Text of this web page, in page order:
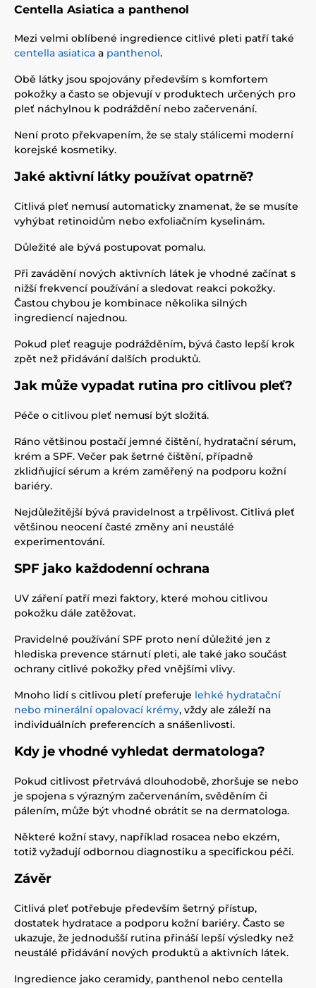
Centella Asiatica a panthenol
Mezi velmi oblíbené ingredience citlivé pleti patří také
centella asiatica a panthenol.
Obě látky jsou spojovány především s komfortem
pokožky a často se objevují v produktech určených pro
pleť náchylnou k podráždění nebo začervenání.
Není proto překvapením, že se staly stálicemi moderní
korejské kosmetiky.
Jaké aktivní látky používat opatrně?
Citlivá pleť nemusí automaticky znamenat, že se musíte
vyhýbat retinoidům nebo exfoliačním kyselinám.
Důležité ale bývá postupovat pomalu.
Při zavádění nových aktivních látek je vhodné začínat s
nižší frekvencí používání a sledovat reakci pokožky.
Častou chybou je kombinace několika silných
ingrediencí najednou.
Pokud pleť reaguje podrážděním, bývá často lepší krok
zpět než přidávání dalších produktů.
Jak může vypadat rutina pro citlivou pleť?
Péče o citlivou pleť nemusí být složitá.
Ráno většinou postačí jemné čištění, hydratační sérum,
krém a SPF. Večer pak šetrné čištění, případně
zklidňující sérum a krém zaměřený na podporu kožní
bariéry.
Nejdůležitější bývá pravidelnost a trpělivost. Citlivá pleť
většinou neocení časté změny ani neustálé
experimentování.
SPF jako každodenní ochrana
UV záření patří mezi faktory, které mohou citlivou
pokožku dále zatěžovat.
Pravidelné používání SPF proto není důležité jen z
hlediska prevence stárnutí pleti, ale také jako součást
ochrany citlivé pokožky před vnějšími vlivy.
Mnoho lidí s citlivou pletí preferuje lehké hydratační
nebo minerální opalovací krémy, vždy ale záleží na
individuálních preferencích a snášenlivosti.
Kdy je vhodné vyhledat dermatologa?
Pokud citlivost přetrvává dlouhodobě, zhoršuje se nebo
je spojena s výrazným začervenáním, svěděním či
pálením, může být vhodné obrátit se na dermatologa.
Některé kožní stavy, například rosacea nebo ekzém,
totiž vyžadují odbornou diagnostiku a specifickou péči.
Závěr
Citlivá pleť potřebuje především šetrný přístup,
dostatek hydratace a podporu kožní bariéry. Často se
ukazuje, že jednodušší rutina přináší lepší výsledky než
neustálé přidávání nových produktů a aktivních látek.
Ingredience jako ceramidy, panthenol nebo centella